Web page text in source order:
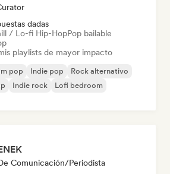
dadas
/ Lo-fi Hip-HopPop bailable
playlists de mayor impacto
pop Indie pop
Rock alternativo
Indie rock
Lofi bedroom
Comunicación/Periodista